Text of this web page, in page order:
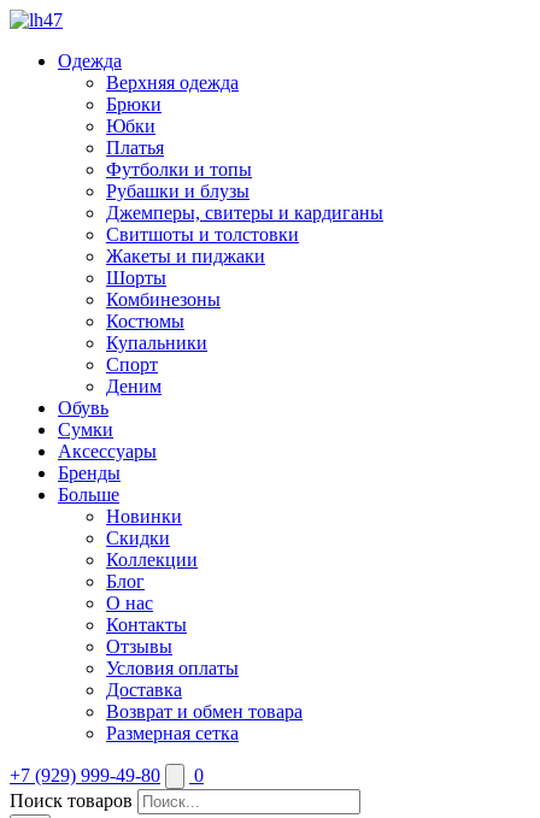
Одежда
Верхняя одежда
Брюки
Юбки
Платья
Футболки и топы
Рубашки и блузы
Джемперы, свитеры и кардиганы
Свитшоты и толстовки
Жакеты и пиджаки
Шорты
Комбинезоны
Костюмы
Купальники
Спорт
Деним
Обувь
Сумки
Аксессуары
Бренды
Больше
Новинки
Скидки
Коллекции
Блог
О нас
Контакты
Отзывы
Условия оплаты
Доставка
Возврат и обмен товара
Размерная сетка
+7 (929) 999-49-80
0
Поиск товаров